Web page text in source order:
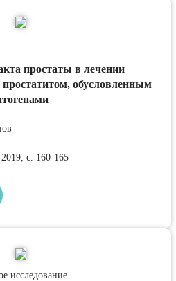
простаты в лечении
обусловленным
с. 160-165
исследование